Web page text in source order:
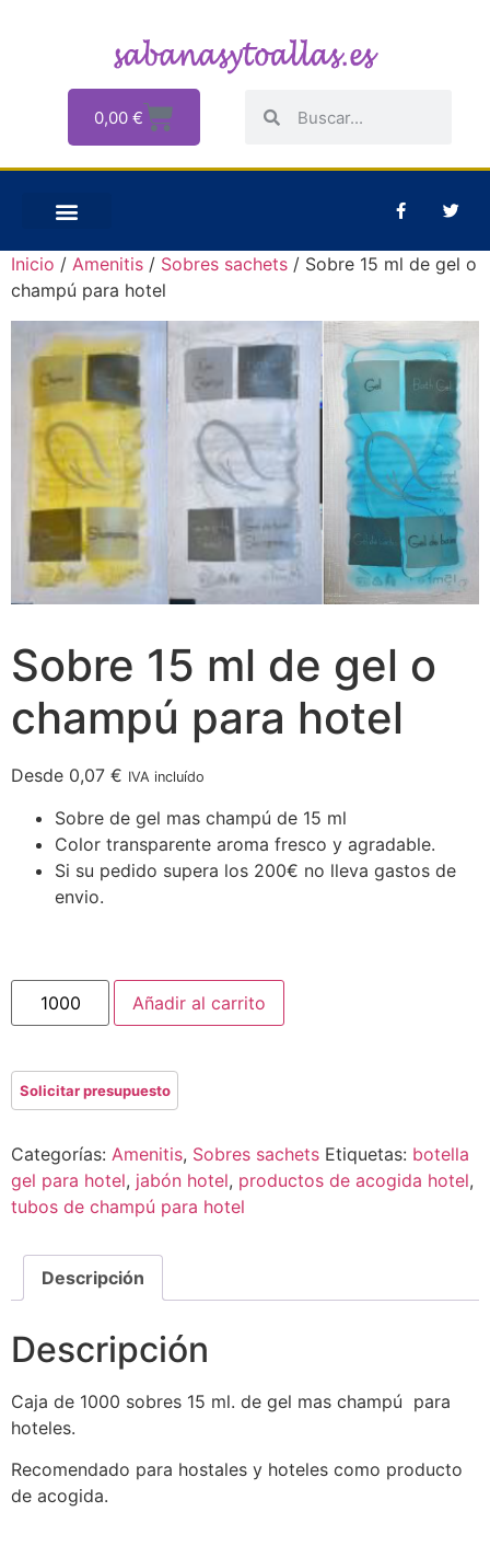
0,00 €
Inicio / Amenitis / Sobres sachets / Sobre 15 ml de gel o
champú para hotel
Sobre 15 ml de gel o
champú para hotel
Desde 0,07 € IVA incluído
Sobre de gel mas champú de 15 ml
Color transparente aroma fresco y agradable.
Si su pedido supera los 200€ no lleva gastos de
envio.
Añadir al carrito
Categorías: Amenitis, Sobres sachets Etiquetas: botella
gel para hotel, jabón hotel, productos de acogida hotel,
tubos de champú para hotel
Descripción
Descripción
Caja de 1000 sobres 15 ml. de gel mas champú para
hoteles.
Recomendado para hostales y hoteles como producto
de acogida.